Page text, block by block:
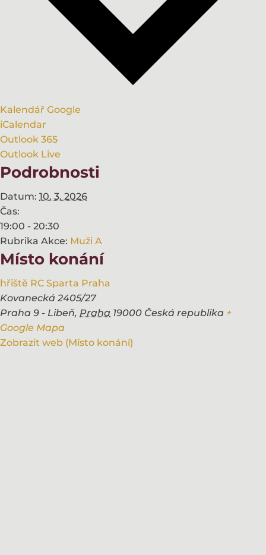
Kalendář Google
iCalendar
Outlook 365
Outlook Live
Podrobnosti
Datum: 10. 3. 2026
Čas:
19:00 - 20:30
Rubrika Akce: Muži A
Místo konání
hřiště RC Sparta Praha
Kovanecká 2405/27
Praha 9 - Libeň, Praha 19000 Česká republika +
Google Mapa
Zobrazit web (Místo konání)